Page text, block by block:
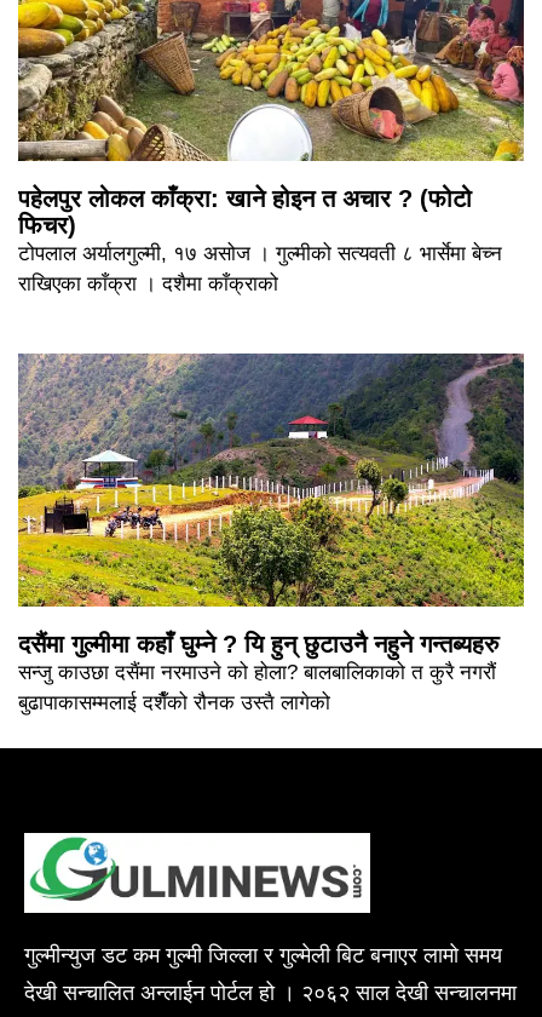
पहेलपुर लोकल काँक्रा: खाने होइन त अचार ? (फोटो
फिचर)
टोपलाल अर्यालगुल्मी, १७ असोज । गुल्मीको सत्यवती ८ भार्सेमा बेच्न
राखिएका काँक्रा । दशैमा काँक्राको
दसैंमा गुल्मीमा कहाँ घुम्ने ? यि हुन् छुटाउनै नहुने गन्तब्यहरु
सन्जु काउछा दसैंमा नरमाउने को होला? बालबालिकाको त कुरै नगरौं
बुढापाकासम्मलाई दशैँको रौनक उस्तै लागेको
गुल्मीन्युज डट कम गुल्मी जिल्ला र गुल्मेली बिट बनाएर लामो समय
देखी सन्चालित अन्लाईन पोर्टल हो । २०६२ साल देखी सन्चालनमा